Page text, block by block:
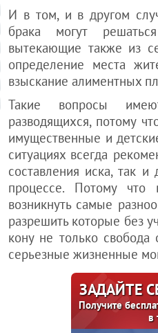
И в том, и в другом
брака могут
вытекающие также из
определение места
взыскание алиментных
Такие вопросы
разводящихся, потому
имущественные и
ситуациях всегда
составления иска, так
процессе. Потому что
возникнуть самые
разрешить которые без
кону не только
серьезные жизненные
ЗАДАЙТЕ
Получите
в